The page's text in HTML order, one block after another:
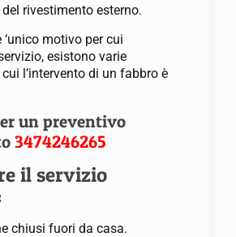
rivestimento esterno.
motivo per cui
esistono varie
l’intervento di un fabbro è
un preventivo
3474246265
il servizio
chiusi fuori da casa.